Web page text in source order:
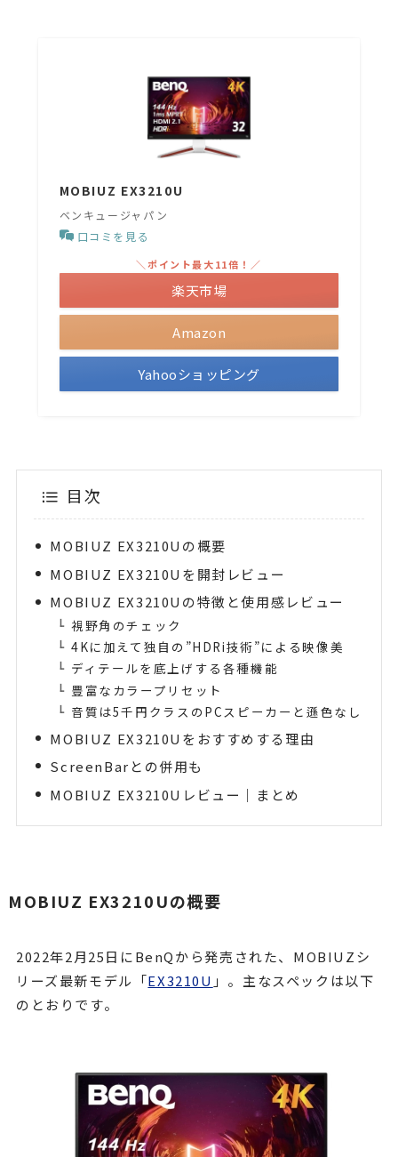
MOBIUZ EX3210U
ベンキュージャパン
口コミを見る
Amazon
＼ポイント最大11倍！／
楽天市場
Yahooショッピング
目次
MOBIUZ EX3210Uの概要
MOBIUZ EX3210Uを開封レビュー
MOBIUZ EX3210Uの特徴と使用感レビュー
視野角のチェック
4Kに加えて独自の”HDRi技術”による映像美
ディテールを底上げする各種機能
豊富なカラープリセット
音質は5千円クラスのPCスピーカーと遜色なし
MOBIUZ EX3210Uをおすすめする理由
ScreenBarとの併用も
MOBIUZ EX3210Uレビュー｜まとめ
MOBIUZ EX3210Uの概要
2022年2月25日にBenQから発売された、MOBIUZシ
リーズ最新モデル「EX3210U 」。主なスペックは以下
のとおりです。